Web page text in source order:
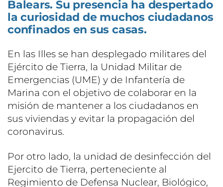
Balears. Su presencia ha despertado
la curiosidad de muchos ciudadanos
confinados en sus casas.
En las Illes se han desplegado militares del
Ejército de Tierra, la Unidad Militar de
Emergencias (UME) y de Infantería de
Marina con el objetivo de colaborar en la
misión de mantener a los ciudadanos en
sus viviendas y evitar la propagación del
coronavirus.
Por otro lado, la unidad de desinfección del
Ejercito de Tierra, perteneciente al
Regimiento de Defensa Nuclear, Biológico,